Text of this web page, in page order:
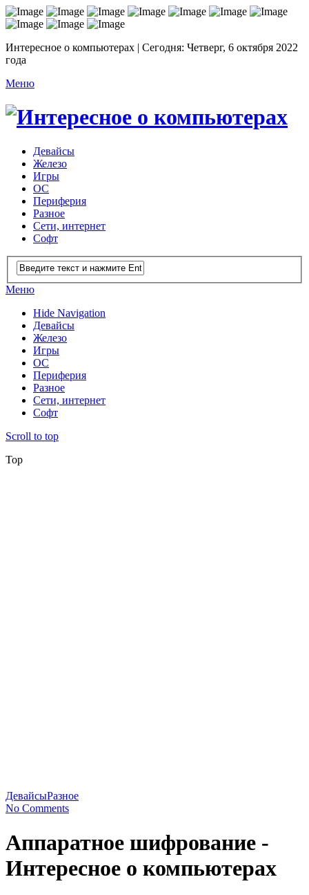
Интересное о компьютерах | Сегодня: Четверг, 6 октября 2022
года
Меню
Девайсы
Железо
Игры
ОС
Периферия
Разное
Сети, интернет
Софт
Меню
Hide Navigation
Девайсы
Железо
Игры
ОС
Периферия
Разное
Сети, интернет
Софт
Scroll to top
Top
ДевайсыРазное
No Comments
Аппаратное шифрование -
Интересное о компьютерах